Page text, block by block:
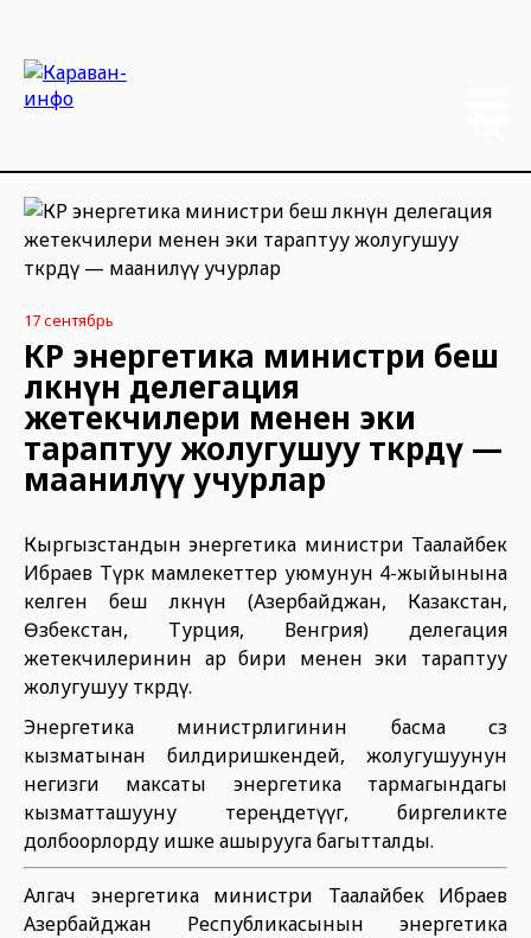
17 сентябрь
КР энергетика министри беш
өлкөнүн делегация
жетекчилери менен эки
тараптуу жолугушуу өткөрдү —
маанилүү учурлар
Кыргызстандын энергетика министри Таалайбек
Ибраев Түрк мамлекеттер уюмунун 4-жыйынына
келген беш өлкөнүн (Азербайджан, Казакстан,
Өзбекстан, Турция, Венгрия) делегация
жетекчилеринин ар бири менен эки тараптуу
жолугушуу өткөрдү.
Энергетика министрлигинин басма сөз
кызматынан билдиришкендей, жолугушуунун
негизги максаты энергетика тармагындагы
кызматташууну тереңдетүүгө, биргеликте
долбоорлорду ишке ашырууга багытталды.
Алгач энергетика министри Таалайбек Ибраев
Азербайджан Республикасынын энергетика